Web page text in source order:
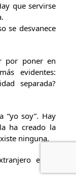
que servirse
se desvanece
por poner en
evidentes:
separada?
“yo soy”. Hay
ha creado la
ninguna.
en el